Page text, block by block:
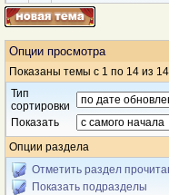
Опции просмотра
Показаны темы с 1 по 14 из 14
Тип
сортировки
Показать
Опции раздела
Отметить раздел
Показать подразделы